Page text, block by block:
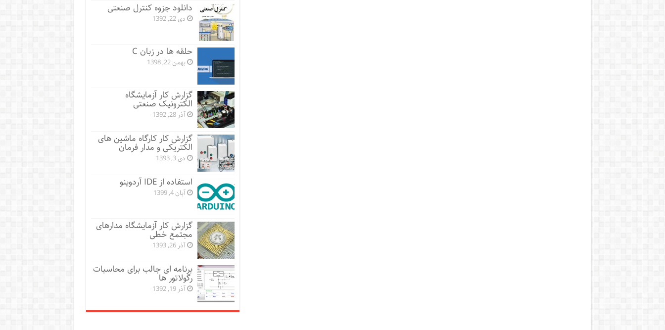
دانلود جزوه کنترل صنعتی
دی 22, 1392
حلقه ها در زبان C
بهمن 22, 1398
گزارش کار آزمایشگاه
الکترونیک صنعتی
آذر 28, 1392
گزارش کار کارگاه ماشین های
الکتریکی و مدار فرمان
دی 3, 1393
استفاده از IDE آردوینو
آبان 4, 1399
گزارش کار آزمایشگاه مدارهای
مجتمع خطی
آذر 26, 1393
برنامه ای جالب برای محاسبات
رگولاتور ها
آذر 19, 1392